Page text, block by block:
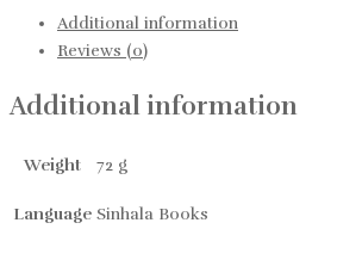
Additional information
Reviews (0)
Additional information
Weight 72 g
Language Sinhala Books